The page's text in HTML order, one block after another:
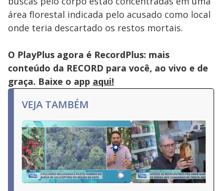
área florestal indicada pelo acusado como local
onde teria descartado os restos mortais.
O PlayPlus agora é RecordPlus: mais
conteúdo da RECORD para você, ao vivo e de
graça. Baixe o app aqui!
VEJA TAMBÉM